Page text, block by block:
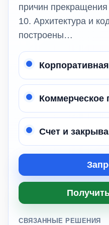
причин
10. Архитектура и
построены…
Коммерческое
Счет и
СВЯЗАННЫЕ РЕШЕНИЯ